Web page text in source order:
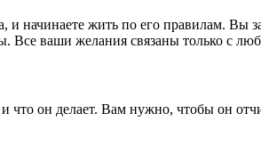
начинаете жить по его правилам. Вы
Все ваши желания связаны только с
что он делает. Вам нужно, чтобы он